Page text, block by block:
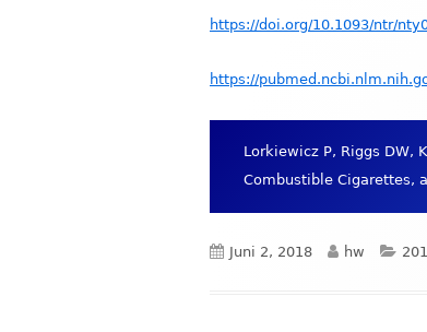
https://doi.org/10.1093/ntr/
https://
Lorkiewicz P, Riggs DW,
Combustible Cigarettes,
Veröffentlicht
Juni 2, 2018 Autor
hw